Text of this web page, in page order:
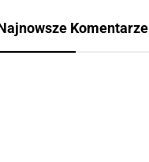
Komentarze